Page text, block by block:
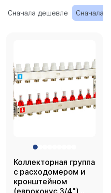
Сначала дешевле Сначала
Коллекторная группа
с расходомером и
кронштейном
(евроконус 3/4")